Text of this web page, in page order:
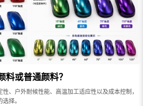
料或普通颜料？
、户外耐候性能、高温加工适应性以及成本控制，
择。